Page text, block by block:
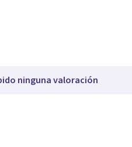
ninguna valoración